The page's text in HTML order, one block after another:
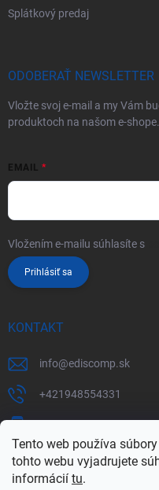
Tento web používa
tohto webu vyjadrujete
informácií tu.
Splátkový predaj
ODOBERAŤ NEWSLETTER
Vložte svoj e-mail a my Vám
produktoch na našom e-shope.
EMAIL
Vložením e-mailu súhlasíte s
Prihlásiť sa
KONTAKT
info@ediscomp.sk
+421948554331